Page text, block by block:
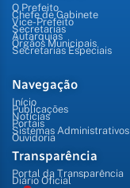
O Prefeito
Chefe de Gabinete
Vice-Prefeito
Secretarias
Autarquias
Órgãos Municipais
Secretarias Especiais
Navegação
Início
Publicações
Notícias
Portais
Sistemas Administrativos
Ouvidoria
Transparência
Portal da Transparência
Diário Oficial